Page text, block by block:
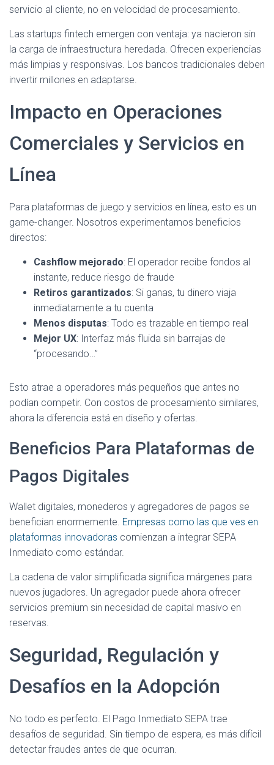
servicio al cliente, no en velocidad de procesamiento.
Las startups fintech emergen con ventaja: ya nacieron sin
la carga de infraestructura heredada. Ofrecen experiencias
más limpias y responsivas. Los bancos tradicionales deben
invertir millones en adaptarse.
Impacto en Operaciones
Comerciales y Servicios en
Línea
Para plataformas de juego y servicios en línea, esto es un
game-changer. Nosotros experimentamos beneficios
directos:
Cashflow mejorado: El operador recibe fondos al
instante, reduce riesgo de fraude
Retiros garantizados: Si ganas, tu dinero viaja
inmediatamente a tu cuenta
Menos disputas: Todo es trazable en tiempo real
Mejor UX: Interfaz más fluida sin barrajas de
“procesando…”
Esto atrae a operadores más pequeños que antes no
podían competir. Con costos de procesamiento similares,
ahora la diferencia está en diseño y ofertas.
Beneficios Para Plataformas de
Pagos Digitales
Wallet digitales, monederos y agregadores de pagos se
benefician enormemente. Empresas como las que ves en
plataformas innovadoras comienzan a integrar SEPA
Inmediato como estándar.
La cadena de valor simplificada significa márgenes para
nuevos jugadores. Un agregador puede ahora ofrecer
servicios premium sin necesidad de capital masivo en
reservas.
Seguridad, Regulación y
Desafíos en la Adopción
No todo es perfecto. El Pago Inmediato SEPA trae
desafíos de seguridad. Sin tiempo de espera, es más difícil
detectar fraudes antes de que ocurran.